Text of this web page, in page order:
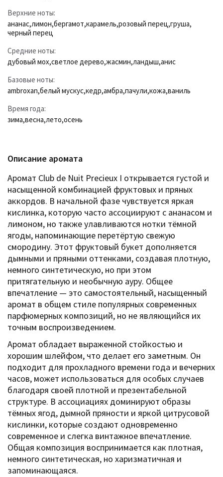
Верхние ноты:
ананас,лимон,бергамот,карамель,розовый перец,груша,
черный перец
Средние ноты:
дубовый мох,светлое дерево,жасмин,ландыш,анис
Базовые ноты:
ambroxan,белый мускус,кедр,амбра,пачули,кожа,ваниль
Время года:
зима,весна,лето,осень
Описание аромата
Аромат Club de Nuit Precieux I открывается густой и
насыщенной комбинацией фруктовых и пряных
аккордов. В начальной фазе чувствуется яркая
кислинка, которую часто ассоциируют с ананасом и
лимоном, но также улавливаются нотки тёмной
ягоды, напоминающие перетёртую свежую
смородину. Этот фруктовый букет дополняется
дымными и пряными оттенками, создавая плотную,
немного синтетическую, но при этом
притягательную и необычную ауру. Общее
впечатление — это самостоятельный, насыщенный
аромат в общем стиле популярных современных
парфюмерных композиций, но не являющийся их
точным воспроизведением.
Аромат обладает выраженной стойкостью и
хорошим шлейфом, что делает его заметным. Он
подходит для прохладного времени года и вечерних
часов, может использоваться для особых случаев
благодаря своей плотной и презентабельной
структуре. В ассоциациях доминируют образы
тёмных ягод, дымной пряности и яркой цитрусовой
кислинки, которые создают одновременно
современное и слегка винтажное впечатление.
Общая композиция воспринимается как плотная,
немного синтетическая, но харизматичная и
запоминающаяся.